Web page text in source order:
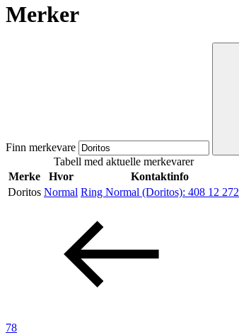
Mat og drikke
Helse
Aktiviteter
Tilbud
Merker
Finn merkevare
Tabell med aktuelle merkevarer
Merke
Hvor
Kontaktinfo
Doritos Normal Ring Normal (Doritos): 408 12 272
78